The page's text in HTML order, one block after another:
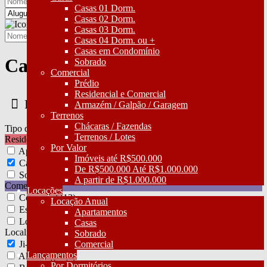
Casas 01 Dorm.
Casas 02 Dorm.
Casas 03 Dorm.
Casas 04 Dorm. ou +
Casas em Condomínio
Sobrado
Comercial
Prédio
Residencial e Comercial
Armazém / Galpão / Garagem
Terrenos
Chácaras / Fazendas
Terrenos / Lotes
Por Valor
Imóveis até R$500.000
De R$500.000 Até R$1.000.000
A partir de R$1.000.000
Locações
Locação Anual
Apartamentos
Casas
Sobrado
Comercial
Lançamentos
Imobiliária Nova Opção
Casa em Ji-Paraná - RO
Filtros da Busca
Tipo de Imóvel:
Cidade: Ji-Paraná
Tipo do Imóvel
Residencial (20)
Apartamento (3)
Casa (16)
Sobrado (1)
Comercial (15)
Comercial (13)
Escritório (1)
Loja (1)
Localização
Ji-Paraná (16)
Alto Alegre (1)